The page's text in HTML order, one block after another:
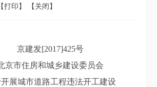
【打印】 【关闭】
京建发[2017]425号
市住房和城乡建设委员会
城市道路工程违法开工建设